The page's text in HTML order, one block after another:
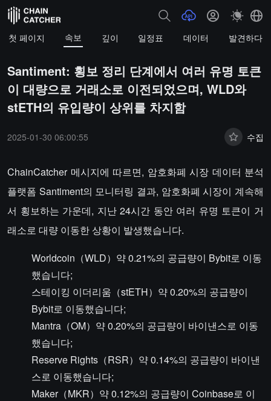
첫 페이지 속보 깊이 일정표 데이터 발견하다
Santiment: 횡보 정리 단계에서 여러 유명 토큰
이 대량으로 거래소로 이전되었으며, WLD와
stETH의 유입량이 상위를 차지함
2025-01-30 06:00:55 수집
ChainCatcher 메시지에 따르면, 암호화폐 시장 데이터 분석
플랫폼 Santiment의 모니터링 결과, 암호화폐 시장이 계속해
서 횡보하는 가운데, 지난 24시간 동안 여러 유명 토큰이 거
래소로 대량 이동한 상황이 발생했습니다.
Worldcoin（WLD）약 0.21%의 공급량이 Bybit로 이동
했습니다;
스테이킹 이더리움（stETH）약 0.20%의 공급량이
Bybit로 이동했습니다;
Mantra（OM）약 0.20%의 공급량이 바이낸스로 이동
했습니다;
Reserve Rights（RSR）약 0.14%의 공급량이 바이낸
스로 이동했습니다;
Maker（MKR）약 0.12%의 공급량이 Coinbase로 이